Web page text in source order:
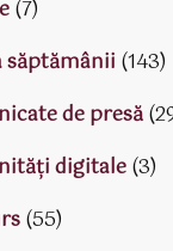
(7)
săptămânii (143)
de presă
digitale(3)
(55)